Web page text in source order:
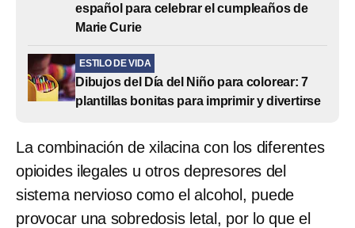
español para celebrar el cumpleaños de
Marie Curie
ESTILO DE VIDA
Dibujos del Día del Niño para colorear: 7
plantillas bonitas para imprimir y divertirse
La combinación de xilacina con los diferentes
opioides ilegales u otros depresores del
sistema nervioso como el alcohol, puede
provocar una sobredosis letal, por lo que el